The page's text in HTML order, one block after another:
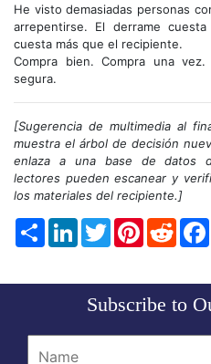
He visto demasiadas personas
arrepentirse. El derrame
cuesta más que el recipiente.
Compra bien. Compra una
segura.
[Sugerencia de multimedia al
muestra el árbol de decisión
enlaza a una base de datos
lectores pueden escanear y
los materiales del recipiente.]
Share LinkedInTwitterPinterestReddit
Subscribe to